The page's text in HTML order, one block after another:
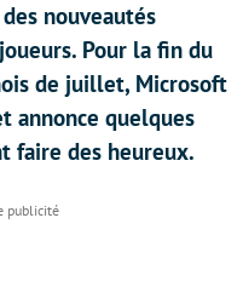
nouveautés
Pour la fin du
de juillet, Microsoft
annonce quelques
faire des heureux.